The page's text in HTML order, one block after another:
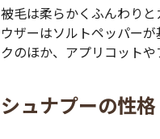
被毛は柔らかくふんわり
ウザーはソルトペッパー
クのほか、アプリコットや
シュナプーの性格